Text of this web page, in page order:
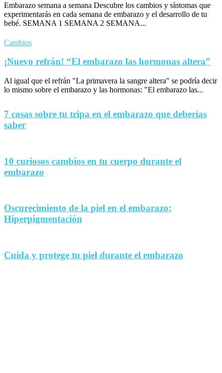
Embarazo semana a semana Descubre los cambios y síntomas que
experimentarás en cada semana de embarazo y el desarrollo de tu
bebé. SEMANA 1 SEMANA 2 SEMANA...
Cambios
¡Nuevo refrán! “El embarazo las hormonas altera”
Al igual que el refrán "La primavera la sangre altera" se podría decir
lo mismo sobre el embarazo y las hormonas: "El embarazo las...
7 cosas sobre tu tripa en el embarazo que deberías
saber
10 curiosos cambios en tu cuerpo durante el
embarazo
Oscurecimiento de la piel en el embarazo:
Hiperpigmentación
Cuida y protege tu piel durante el embarazo